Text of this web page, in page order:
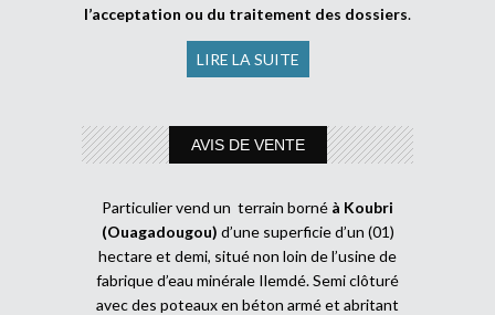
l’acceptation ou du traitement des dossiers.
LIRE LA SUITE
AVIS DE VENTE
Particulier vend un terrain borné à Koubri
(Ouagadougou) d’une superficie d’un (01)
hectare et demi, situé non loin de l’usine de
fabrique d’eau minérale Ilemdé. Semi clôturé
avec des poteaux en béton armé et abritant